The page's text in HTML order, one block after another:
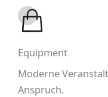
Equipment
Moderne
Anspruch.